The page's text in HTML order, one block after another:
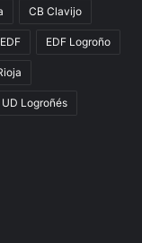
CB Clavijo
EDF EDF Logroño
UD Logroñés